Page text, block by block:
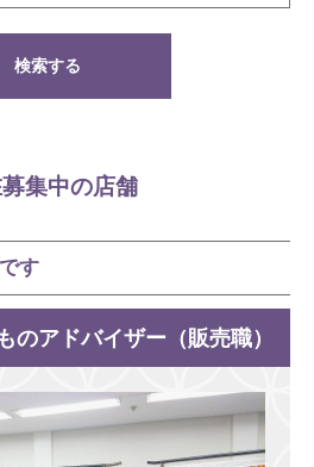
検索する
集中の店舗
す
のアドバイザー（販売職）